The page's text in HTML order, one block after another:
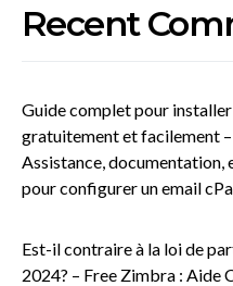
Recent
Guide complet pour
gratuitement et facilement
Assistance, documentation,
pour configurer un email
Est-il contraire à la loi de
2024? – Free Zimbra : Aide